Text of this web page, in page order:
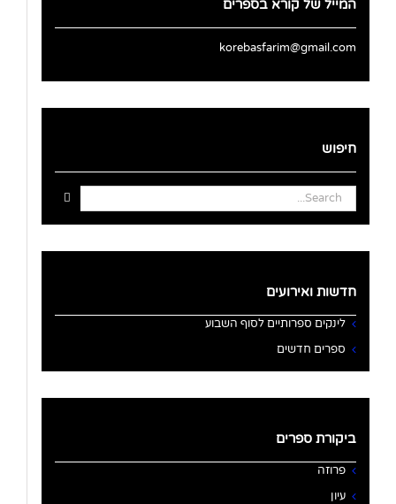
המייל של קורא בספרים
korebasfarim@gmail.com
חיפוש
Search
for:
חדשות ואירועים
לינקים ספרותיים לסוף השבוע
ספרים חדשים
ביקורת ספרים
פרוזה
עיון